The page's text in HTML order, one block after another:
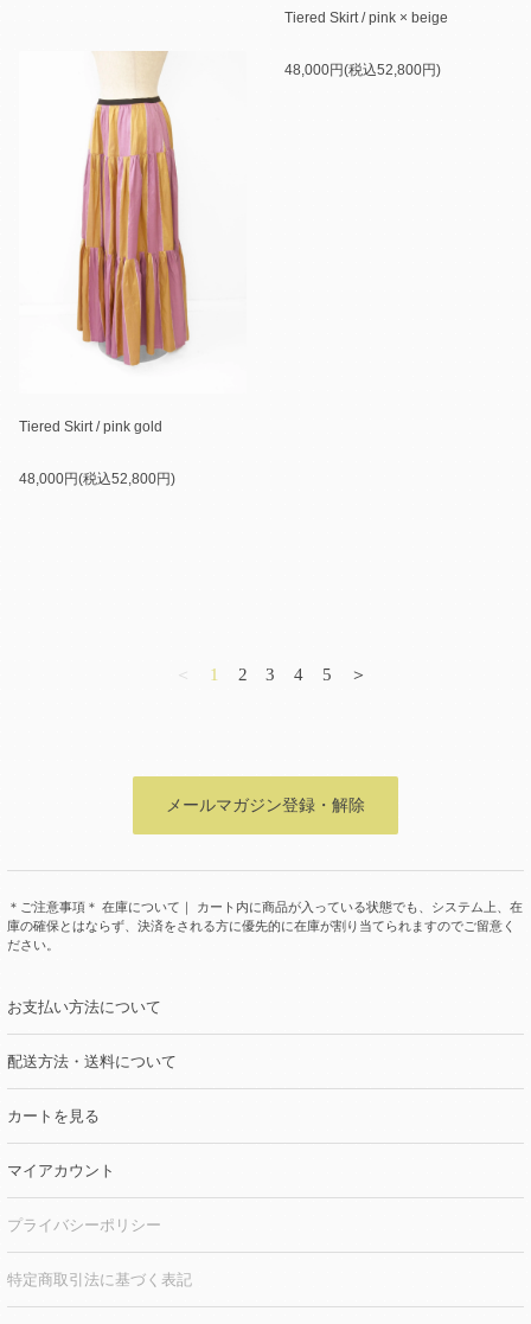
Tiered Skirt / pink × beige
48,000円(税込52,800円)
Tiered Skirt / pink gold
48,000円(税込52,800円)
＜ 1 2 3 4 5 ＞
メールマガジン登録・解除
＊ご注意事項＊ 在庫について｜ カート内に商品が入っている状態でも、システム上、在
庫の確保とはならず、決済をされる方に優先的に在庫が割り当てられますのでご留意く
ださい。
お支払い方法について
配送方法・送料について
カートを見る
マイアカウント
プライバシーポリシー
特定商取引法に基づく表記